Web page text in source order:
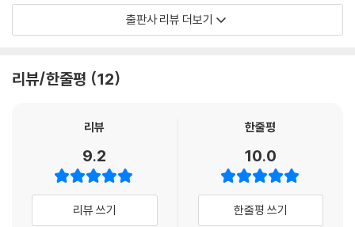
론적인 토대가 될 수 있는 STEM 캡스톤 디자인의 개념도 담았습니다. 기
업가 교육자, 인공지능 활용을 원하는 모든 분들에게 프롬프트 설계를 위
2023 베스트셀러 챗GPT 인공지능 융합교육법 저자진
출판사 리뷰 더보기
리뷰/한줄평 12
리뷰
9.2
리뷰 쓰기
한줄평
10.0
한줄평 쓰기